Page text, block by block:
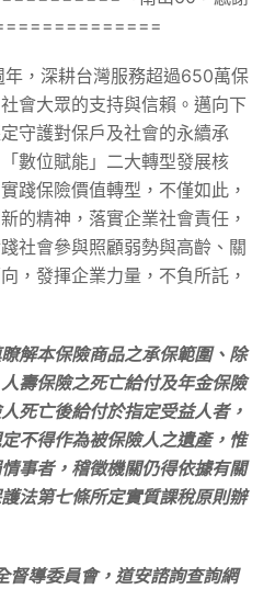
，深耕台灣服務超過650萬保
會大眾的支持與信賴。邁向下
守護對保戶及社會的永續承
數位賦能」二大轉型發展核
踐保險價值轉型，不僅如此，
的精神，落實企業社會責任，
社會參與照顧弱勢與高齡、關
，發揮企業力量，不負所託，
解本保險商品之承保範圍、除
壽保險之死亡給付及年金保險
死亡後給付於指定受益人者，
不得作為被保險人之遺產，惟
事者，稽徵機關仍得依據有關
法第七條所定實質課稅原則辦
督導委員會，道安諮詢查詢網